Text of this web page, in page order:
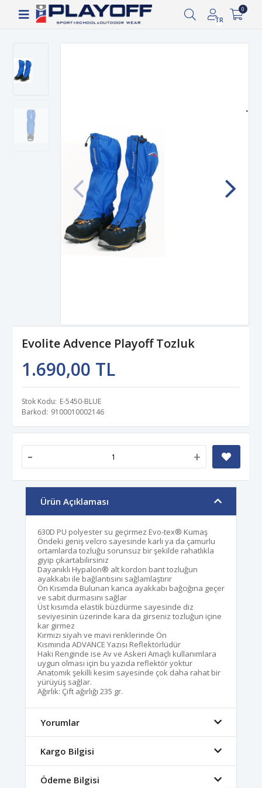
Siparişin 2-8 iş günü arasında kargoya verilecektir.
TR
0
Evolite Advence Playoff Tozluk
1.690,00 TL
Stok Kodu E-5450-BLUE
Barkod 9100010002146
- +
Ürün Açıklaması
630D PU polyester su geçirmez Evo-tex® Kumaş
Öndeki geniş velcro sayesinde karlı ya da çamurlu
ortamlarda tozluğu sorunsuz bir şekilde rahatlıkla
giyip çıkartabilirsiniz
Dayanıklı Hypalon® alt kordon bant tozluğun
ayakkabı ile bağlantısını sağlamlaştırır
Ön Kısımda Bulunan kanca ayakkabı bağcığına geçer
ve sabit durmasını sağlar
Üst kısımda elastik büzdürme sayesinde diz
seviyesinin üzerinde kara da girseniz tozluğun içine
kar girmez
Kırmızı siyah ve mavi renklerinde Ön
Kısmında ADVANCE Yazısı Reflektörlüdür
Haki Renginde ise Av ve Askeri Amaçlı kullanımlara
uygun olması için bu yazıda reflektör yoktur
Anatomik şekilli kesim sayesinde çok daha rahat bir
yürüyüş sağlar.
Ağırlık: Çift ağırlığı 235 gr.
Yorumlar
Kargo Bilgisi
Ödeme Bilgisi